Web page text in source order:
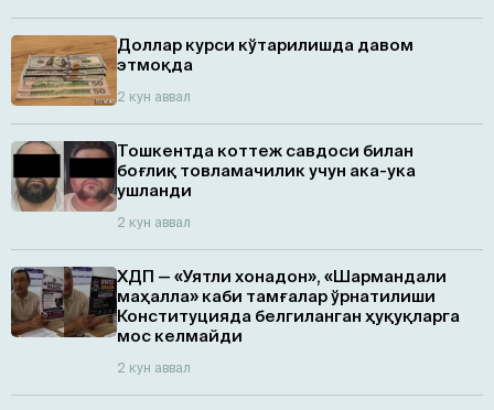
Доллар курси кўтарилишда давом
этмоқда
2 кун аввал
Тошкентда коттеж савдоси билан
боғлиқ товламачилик учун ака-ука
ушланди
2 кун аввал
ХДП — «Уятли хонадон», «Шармандали
маҳалла» каби тамғалар ўрнатилиши
Конституцияда белгиланган ҳуқуқларга
мос келмайди
2 кун аввал